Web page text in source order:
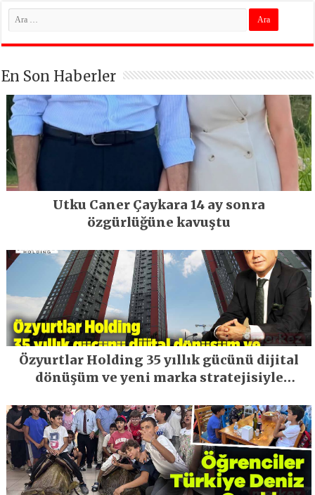
En Son Haberler
Utku Caner Çaykara 14 ay sonra
özgürlüğüne kavuştu
Özyurtlar Holding 35 yıllık gücünü dijital
dönüşüm ve yeni marka stratejisiyle